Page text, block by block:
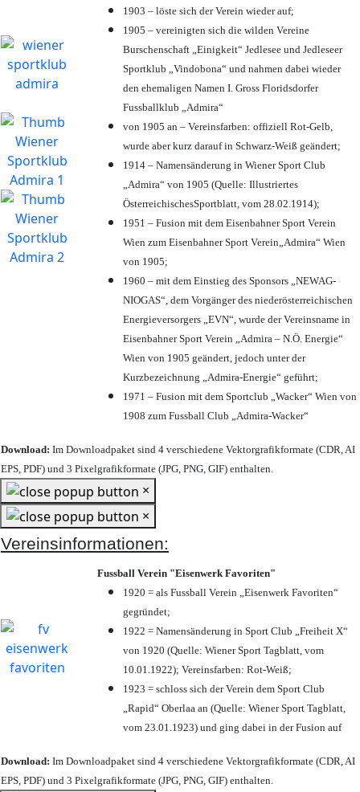
1903 – löste sich der Verein wieder auf;
1905 – vereinigten sich die wilden Vereine
Burschenschaft „Einigkeit“ Jedlesee und Jedleseer
Sportklub „Vindobona“ und nahmen dabei wieder
den ehemaligen Namen I. Gross Floridsdorfer
Fussballklub „Admira“
von 1905 an – Vereinsfarben: offiziell Rot-Gelb,
wurde aber kurz darauf in Schwarz-Weiß geändert;
1914 – Namensänderung in Wiener Sport Club
„Admira“ von 1905 (Quelle: Illustriertes
ÖsterreichischesSportblatt, vom 28.02.1914);
1951 – Fusion mit dem Eisenbahner Sport Verein
Wien zum Eisenbahner Sport Verein„Admira“ Wien
von 1905;
1960 – mit dem Einstieg des Sponsors „NEWAG-
NIOGAS“, dem Vorgänger des niederösterreichischen
Energieversorgers „EVN“, wurde der Vereinsname in
Eisenbahner Sport Verein „Admira – N.Ö. Energie“
Wien von 1905 geändert, jedoch unter der
Kurzbezeichnung „Admira-Energie“ geführt;
1971 – Fusion mit dem Sportclub „Wacker“ Wien von
1908 zum Fussball Club „Admira-Wacker“
Download: Im Downloadpaket sind 4 verschiedene Vektorgrafikformate (CDR, AI
EPS, PDF) und 3 Pixelgrafikformate (JPG, PNG, GIF) enthalten.
×
×
Vereinsinformationen:
Fussball Verein "Eisenwerk Favoriten"
1920 = als Fussball Verein „Eisenwerk Favoriten“
gegründet;
1922 = Namensänderung in Sport Club „Freiheit X“
von 1920 (Quelle: Wiener Sport Tagblatt, vom
10.01.1922); Vereinsfarben: Rot-Weiß;
1923 = schloss sich der Verein dem Sport Club
„Rapid“ Oberlaa an (Quelle: Wiener Sport Tagblatt,
vom 23.01.1923) und ging dabei in der Fusion auf
Download: Im Downloadpaket sind 4 verschiedene Vektorgrafikformate (CDR, AI
EPS, PDF) und 3 Pixelgrafikformate (JPG, PNG, GIF) enthalten.